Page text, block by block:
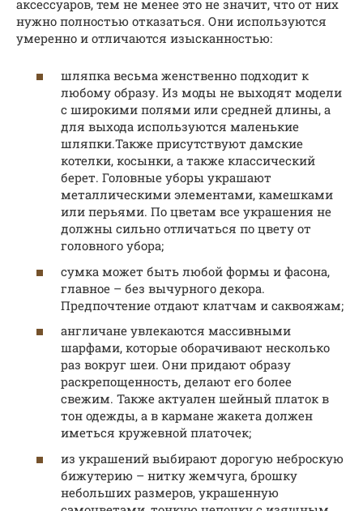
аксессуаров, тем не менее это не значит, что от них
нужно полностью отказаться. Они используются
умеренно и отличаются изысканностью:
шляпка весьма женственно подходит к
любому образу. Из моды не выходят модели
с широкими полями или средней длины, а
для выхода используются маленькие
шляпки.Также присутствуют дамские
котелки, косынки, а также классический
берет. Головные уборы украшают
металлическими элементами, камешками
или перьями. По цветам все украшения не
должны сильно отличаться по цвету от
головного убора;
сумка может быть любой формы и фасона,
главное – без вычурного декора.
Предпочтение отдают клатчам и саквояжам;
англичане увлекаются массивными
шарфами, которые оборачивают несколько
раз вокруг шеи. Они придают образу
раскрепощенность, делают его более
свежим. Также актуален шейный платок в
тон одежды, а в кармане жакета должен
иметься кружевной платочек;
из украшений выбирают дорогую неброскую
бижутерию – нитку жемчуга, брошку
небольших размеров, украшенную